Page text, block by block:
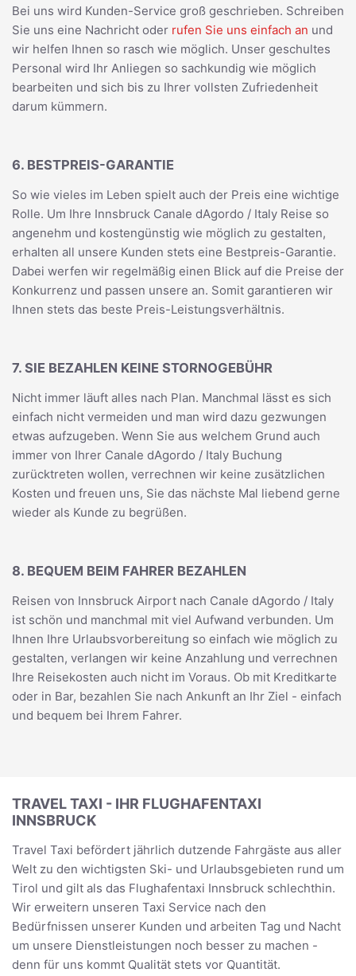
Bei uns wird Kunden-Service groß geschrieben. Schreiben
Sie uns eine Nachricht oder rufen Sie uns einfach an und
wir helfen Ihnen so rasch wie möglich. Unser geschultes
Personal wird Ihr Anliegen so sachkundig wie möglich
bearbeiten und sich bis zu Ihrer vollsten Zufriedenheit
darum kümmern.
6. BESTPREIS-GARANTIE
So wie vieles im Leben spielt auch der Preis eine wichtige
Rolle. Um Ihre Innsbruck Canale dAgordo / Italy Reise so
angenehm und kostengünstig wie möglich zu gestalten,
erhalten all unsere Kunden stets eine Bestpreis-Garantie.
Dabei werfen wir regelmäßig einen Blick auf die Preise der
Konkurrenz und passen unsere an. Somit garantieren wir
Ihnen stets das beste Preis-Leistungsverhältnis.
7. SIE BEZAHLEN KEINE STORNOGEBÜHR
Nicht immer läuft alles nach Plan. Manchmal lässt es sich
einfach nicht vermeiden und man wird dazu gezwungen
etwas aufzugeben. Wenn Sie aus welchem Grund auch
immer von Ihrer Canale dAgordo / Italy Buchung
zurücktreten wollen, verrechnen wir keine zusätzlichen
Kosten und freuen uns, Sie das nächste Mal liebend gerne
wieder als Kunde zu begrüßen.
8. BEQUEM BEIM FAHRER BEZAHLEN
Reisen von Innsbruck Airport nach Canale dAgordo / Italy
ist schön und manchmal mit viel Aufwand verbunden. Um
Ihnen Ihre Urlaubsvorbereitung so einfach wie möglich zu
gestalten, verlangen wir keine Anzahlung und verrechnen
Ihre Reisekosten auch nicht im Voraus. Ob mit Kreditkarte
oder in Bar, bezahlen Sie nach Ankunft an Ihr Ziel - einfach
und bequem bei Ihrem Fahrer.
TRAVEL TAXI - IHR FLUGHAFENTAXI
INNSBRUCK
Travel Taxi befördert jährlich dutzende Fahrgäste aus aller
Welt zu den wichtigsten Ski- und Urlaubsgebieten rund um
Tirol und gilt als das Flughafentaxi Innsbruck schlechthin.
Wir erweitern unseren Taxi Service nach den
Bedürfnissen unserer Kunden und arbeiten Tag und Nacht
um unsere Dienstleistungen noch besser zu machen -
denn für uns kommt Qualität stets vor Quantität.